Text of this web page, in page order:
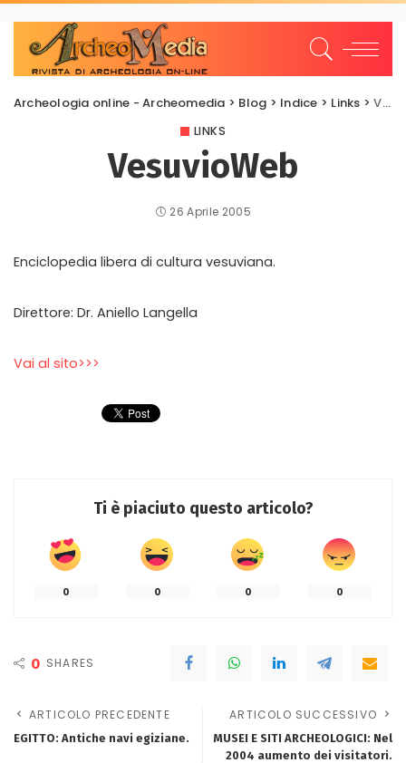
Archeologia online - Archeomedia > Blog > Indice > Links >VesuvioWeb
LINKS
VesuvioWeb
26 Aprile 2005
Enciclopedia libera di cultura vesuviana.
Direttore: Dr. Aniello Langella
Vai al sito>>>
Ti è piaciuto questo articolo?
0 0 0 0
0 SHARES
ARTICOLO PRECEDENTE
EGITTO: Antiche navi egiziane.
ARTICOLO SUCCESSIVO
MUSEI E SITI ARCHEOLOGICI: Nel
2004 aumento dei visitatori.